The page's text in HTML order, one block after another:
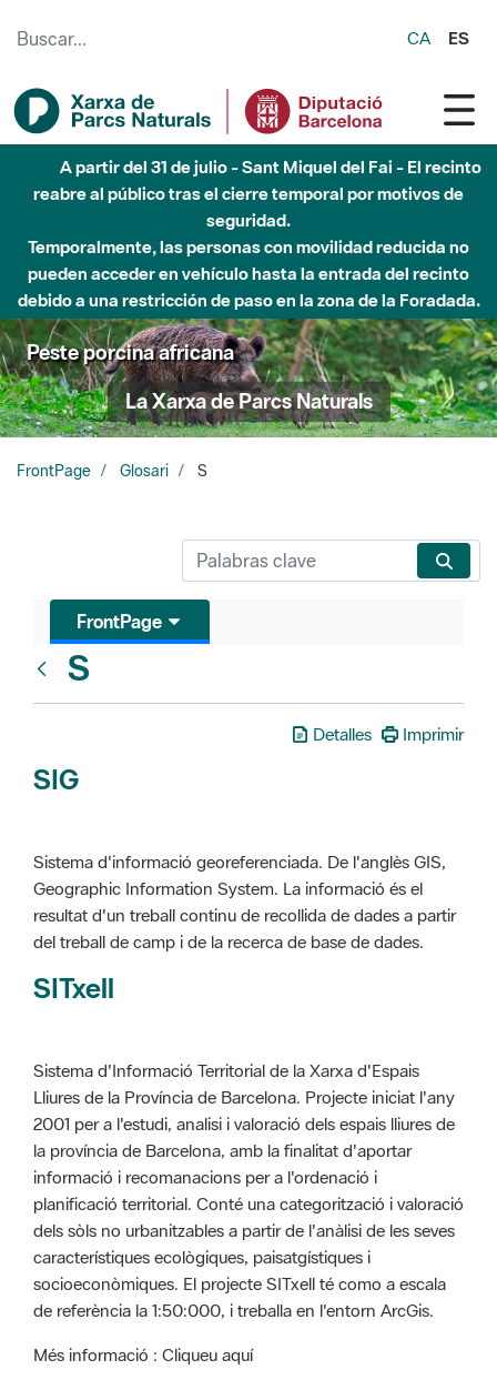
CA ES
A partir del 31 de julio - Sant Miquel del Fai - El recinto
reabre al público tras el cierre temporal por motivos de
seguridad.
Temporalmente, las personas con movilidad reducida no
pueden acceder en vehículo hasta la entrada del recinto
debido a una restricción de paso en la zona de la Foradada.
Peste porcina africana
La Xarxa de Parcs Naturals
FrontPage Glosari S
FrontPage
S
Detalles Imprimir
SIG
Sistema d'informació georeferenciada. De l'anglès GIS,
Geographic Information System. La informació és el
resultat d'un treball continu de recollida de dades a partir
del treball de camp i de la recerca de base de dades.
SITxell
Sistema d'Informació Territorial de la Xarxa d'Espais
Lliures de la Província de Barcelona. Projecte iniciat l'any
2001 per a l'estudi, analisi i valoració dels espais lliures de
la província de Barcelona, amb la finalitat d'aportar
informació i recomanacions per a l'ordenació i
planificació territorial. Conté una categorització i valoració
dels sòls no urbanitzables a partir de l'anàlisi de les seves
característiques ecològiques, paisatgístiques i
socioeconòmiques. El projecte SITxell té como a escala
de referència la 1:50:000, i treballa en l'entorn ArcGis.
Més informació : Cliqueu aquí